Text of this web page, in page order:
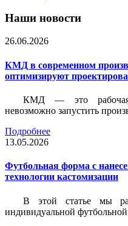
Наши новости
26.06.2026
КМД в современном
оптимизируют
КМД — это рабочая
невозможно запустить
Подробнее
13.05.2026
Футбольная форма с
технологии кастомизации
В этой статье мы
индивидуальной